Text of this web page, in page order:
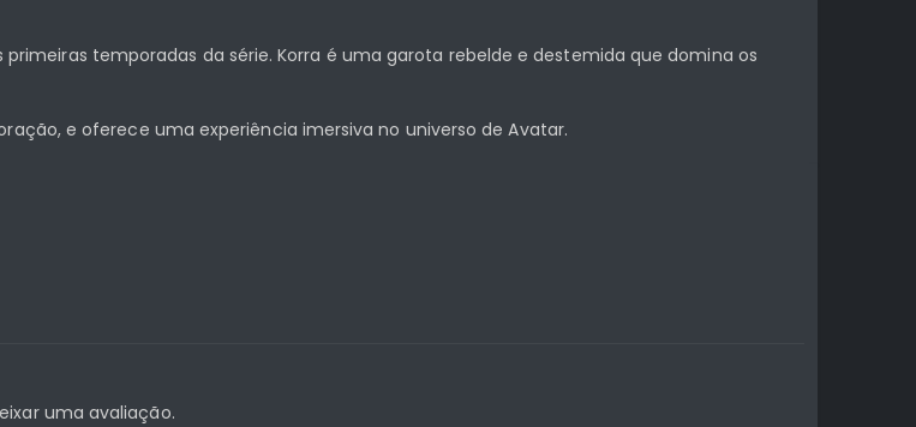
temporadas da série. Korra é uma garota rebelde e destemida que domina os
e oferece uma experiência imersiva no universo de Avatar.
uma avaliação.